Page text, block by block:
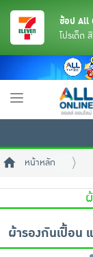
ช้อป All
โปรเด็ด
Toggle
หน้าหลัก
ผ้ารองกันเปื้อน